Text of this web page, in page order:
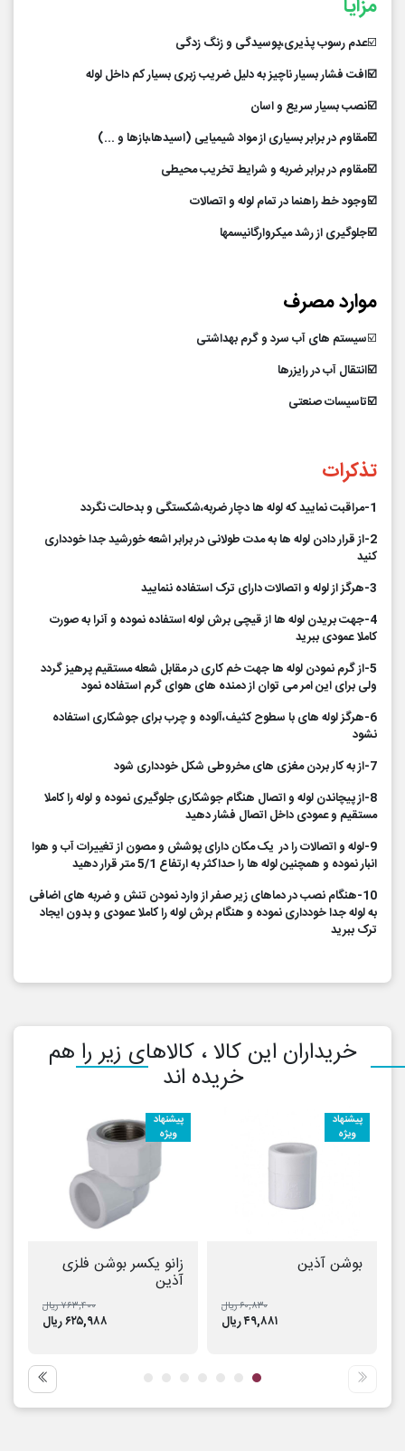
مزایا
☑️عدم رسوب پذیری،پوسیدگی و زنگ زدگی
☑️افت فشار بسیار ناچیز به دلیل ضریب زبری بسیار کم داخل لوله
☑️نصب بسیار سریع و اسان
☑️مقاوم در برابر بسیاری از مواد شیمیایی (اسیدها،بازها و ...)
☑️مقاوم در برابر ضربه و شرایط تخریب محیطی
☑️وجود خط راهنما در تمام لوله و اتصالات
☑️جلوگیری از رشد میکروارگانیسمها
موارد مصرف
☑️سیستم های آب سرد و گرم بهداشتی
☑️انتقال آب در رایزرها
☑️تاسیسات صنعتی
تذکرات
1-مراقبت نمایید که لوله ها دچار ضربه،شکستگی و بدحالت نگردد
2-از قرار دادن لوله ها به مدت طولانی در برابر اشعه خورشید جدا خودداری
کنید
3-هرگز از لوله و اتصالات دارای ترک استفاده ننمایید
4-جهت بریدن لوله ها از قیچی برش لوله استفاده نموده و آنرا به صورت
کاملا عمودی ببرید
5-از گرم نمودن لوله ها جهت خم کاری در مقابل شعله مستقیم پرهیز گردد
ولی برای این امر می توان از دمنده های هوای گرم استفاده نمود
6-هرگز لوله های با سطوح کثیف،آلوده و چرب برای جوشکاری استفاده
نشود
7-از به کار بردن مغزی های مخروطی شکل خودداری شود
8-از پیچاندن لوله و اتصال هنگام جوشکاری جلوگیری نموده و لوله را کاملا
مستقیم و عمودی داخل اتصال فشار دهید
9-لوله و اتصالات را در یک مکان دارای پوشش و مصون از تغییرات آب و هوا
انبار نموده و همچنین لوله ها را حداکثر به ارتفاع 5/1 متر قرار دهید
10-هنگام نصب در دماهای زیر صفر از وارد نمودن تنش و ضربه های اضافی
به لوله جدا خودداری نموده و هنگام برش لوله را کاملا عمودی و بدون ایجاد
ترک ببرید
خریداران این کالا ، کالاهای زیر را هم
خریده اند
پیشنهاد
ویژه
بوشن آذین
۶۰,۸۳۰ ریال
۴۹,۸۸۱ ریال
پیشنهاد
ویژه
زانو یکسر بوشن فلزی
آذین
۷۶۳,۴۰۰ ریال
۶۲۵,۹۸۸ ریال